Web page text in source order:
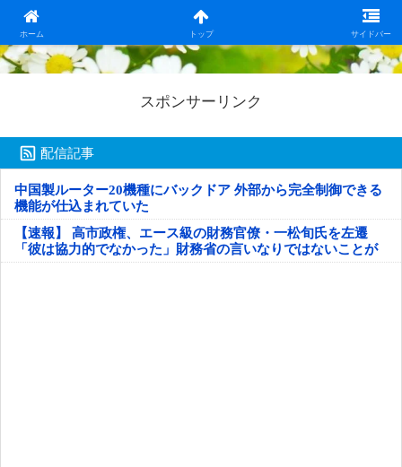
ホーム トップ サイドバー
日本第一！ニュース録
スポンサーリンク
配信記事
中国製ルーター20機種にバックドア 外部から完全制御できる
機能が仕込まれていた
【速報】 高市政権、エース級の財務官僚・一松旬氏を左遷
「彼は協力的でなかった」財務省の言いなりではないことが
判明